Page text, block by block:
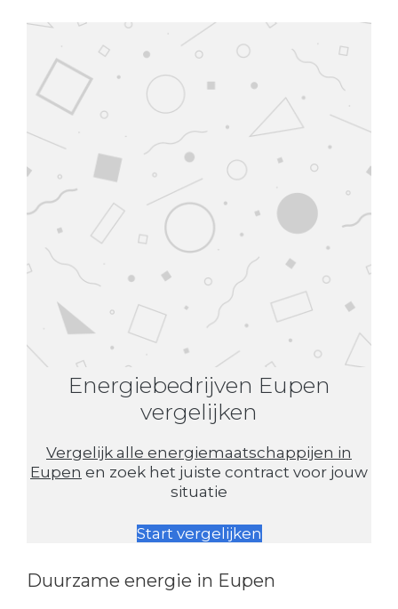
Energiebedrijven Eupen
vergelijken
Vergelijk alle energiemaatschappijen in
Eupen en zoek het juiste contract voor jouw
situatie
Start vergelijken
Duurzame energie in Eupen